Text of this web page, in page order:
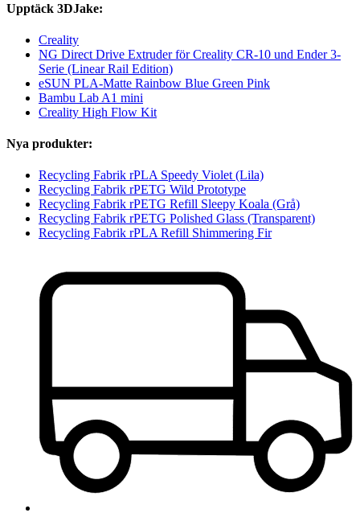
Upptäck 3DJake:
Creality
NG Direct Drive Extruder för Creality CR-10 und Ender 3-
Serie (Linear Rail Edition)
eSUN PLA-Matte Rainbow Blue Green Pink
Bambu Lab A1 mini
Creality High Flow Kit
Nya produkter:
Recycling Fabrik rPLA Speedy Violet (Lila)
Recycling Fabrik rPETG Wild Prototype
Recycling Fabrik rPETG Refill Sleepy Koala (Grå)
Recycling Fabrik rPETG Polished Glass (Transparent)
Recycling Fabrik rPLA Refill Shimmering Fir